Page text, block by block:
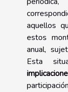
aquellos
estos
anual,
Esta